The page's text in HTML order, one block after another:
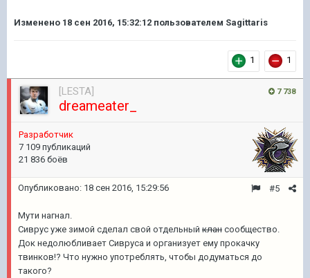
Изменено 18 сен 2016, 15:32:12 пользователем Sagittaris
1 1
7 738
[LESTA]
dreameater_
Разработчик
7 109 публикаций
21 836 боёв
#5
Опубликовано: 18 сен 2016, 15:29:56
Мути нагнал.
Сиврус уже зимой сделал свой отдельный клан сообщество.
Док недолюбливает Сивруса и организует ему прокачку
твинков!? Что нужно употреблять, чтобы додуматься до
такого?